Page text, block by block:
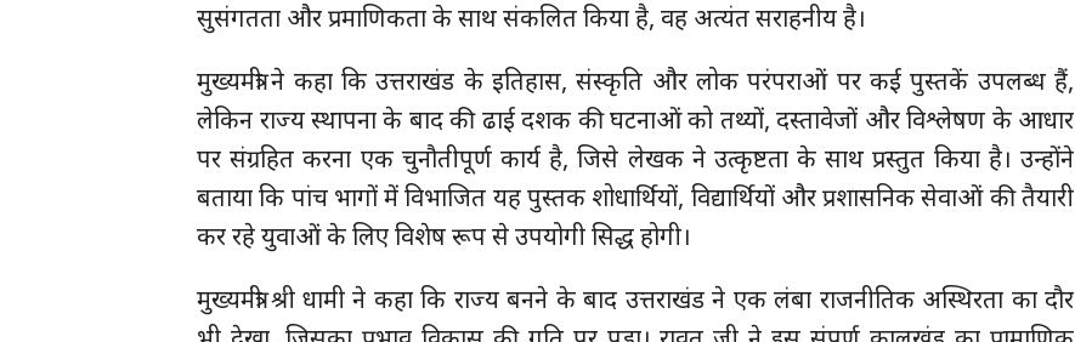
सुसंगतता और प्रमाणिकता के साथ संकलित किया है, वह अत्यंत सराहनीय है।
मुख्यमंत्री ने कहा कि उत्तराखंड के इतिहास, संस्कृति और लोक परंपराओं पर कई पुस्तकें उपलब्ध हैं,
लेकिन राज्य स्थापना के बाद की ढाई दशक की घटनाओं को तथ्यों, दस्तावेजों और विश्लेषण के आधार
पर संग्रहित करना एक चुनौतीपूर्ण कार्य है, जिसे लेखक ने उत्कृष्टता के साथ प्रस्तुत किया है। उन्होंने
बताया कि पांच भागों में विभाजित यह पुस्तक शोधार्थियों, विद्यार्थियों और प्रशासनिक सेवाओं की तैयारी
कर रहे युवाओं के लिए विशेष रूप से उपयोगी सिद्ध होगी।
मुख्यमंत्री श्री धामी ने कहा कि राज्य बनने के बाद उत्तराखंड ने एक लंबा राजनीतिक अस्थिरता का दौर